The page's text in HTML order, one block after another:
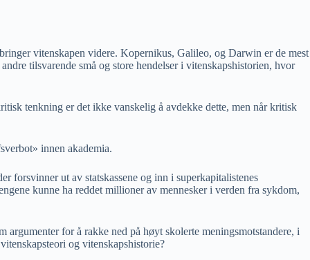
vitenskapen videre. Kopernikus, Galileo, og Darwin er de mest
tilsvarende små og store hendelser i vitenskapshistorien, hvor
tenkning er det ikke vanskelig å avdekke dette, men når kritisk
innen akademia.
forsvinner ut av statskassene og inn i superkapitalistenes
kunne ha reddet millioner av mennesker i verden fra sykdom,
for å rakke ned på høyt skolerte meningsmotstandere, i
og vitenskapshistorie?